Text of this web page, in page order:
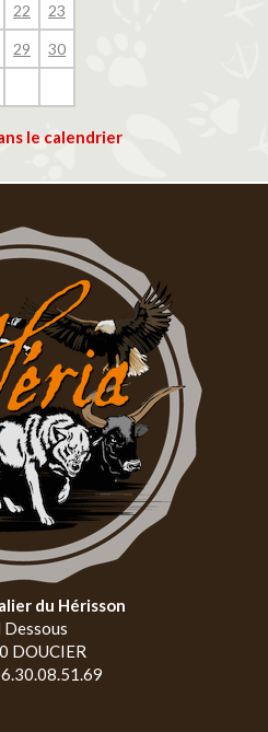
22 23
29 30
le calendrier
du Hérisson
Dessous
DOUCIER